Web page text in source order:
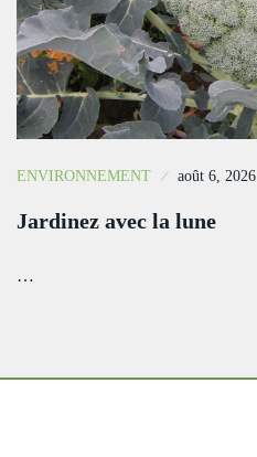
ENVIRONNEMENT août 6, 2026
Jardinez avec la lune
…